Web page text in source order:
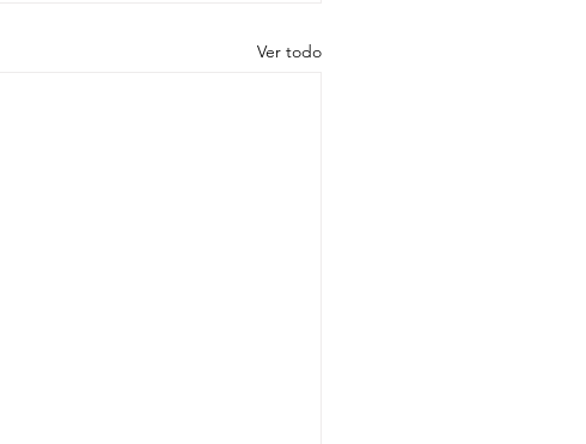
Ver todo